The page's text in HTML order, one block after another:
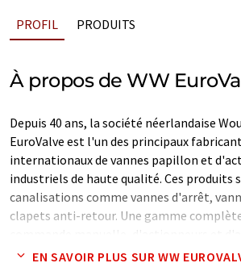
PROFIL PRODUITS
À propos de WW
Depuis 40 ans, la société néerlandaise
EuroValve est l'un des principaux
internationaux de vannes papillon et
industriels de haute qualité. Ces produits
canalisations comme vannes d'arrêt,
clapets anti-retour. Une gamme
disponible pour des conditions
EN SAVOIR PLUS SUR WW